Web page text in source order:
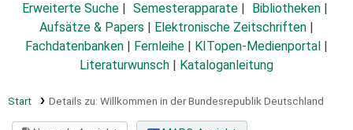
Erweiterte Suche Semesterapparate
Bibliotheken
Aufsätze & Papers
Elektronische Zeitschriften
Fachdatenbanken
Fernleihe KITopen-Medienportal
Literaturwunsch
Kataloganleitung
Start Details zu: Willkommen in der Bundesrepublik Deutschland